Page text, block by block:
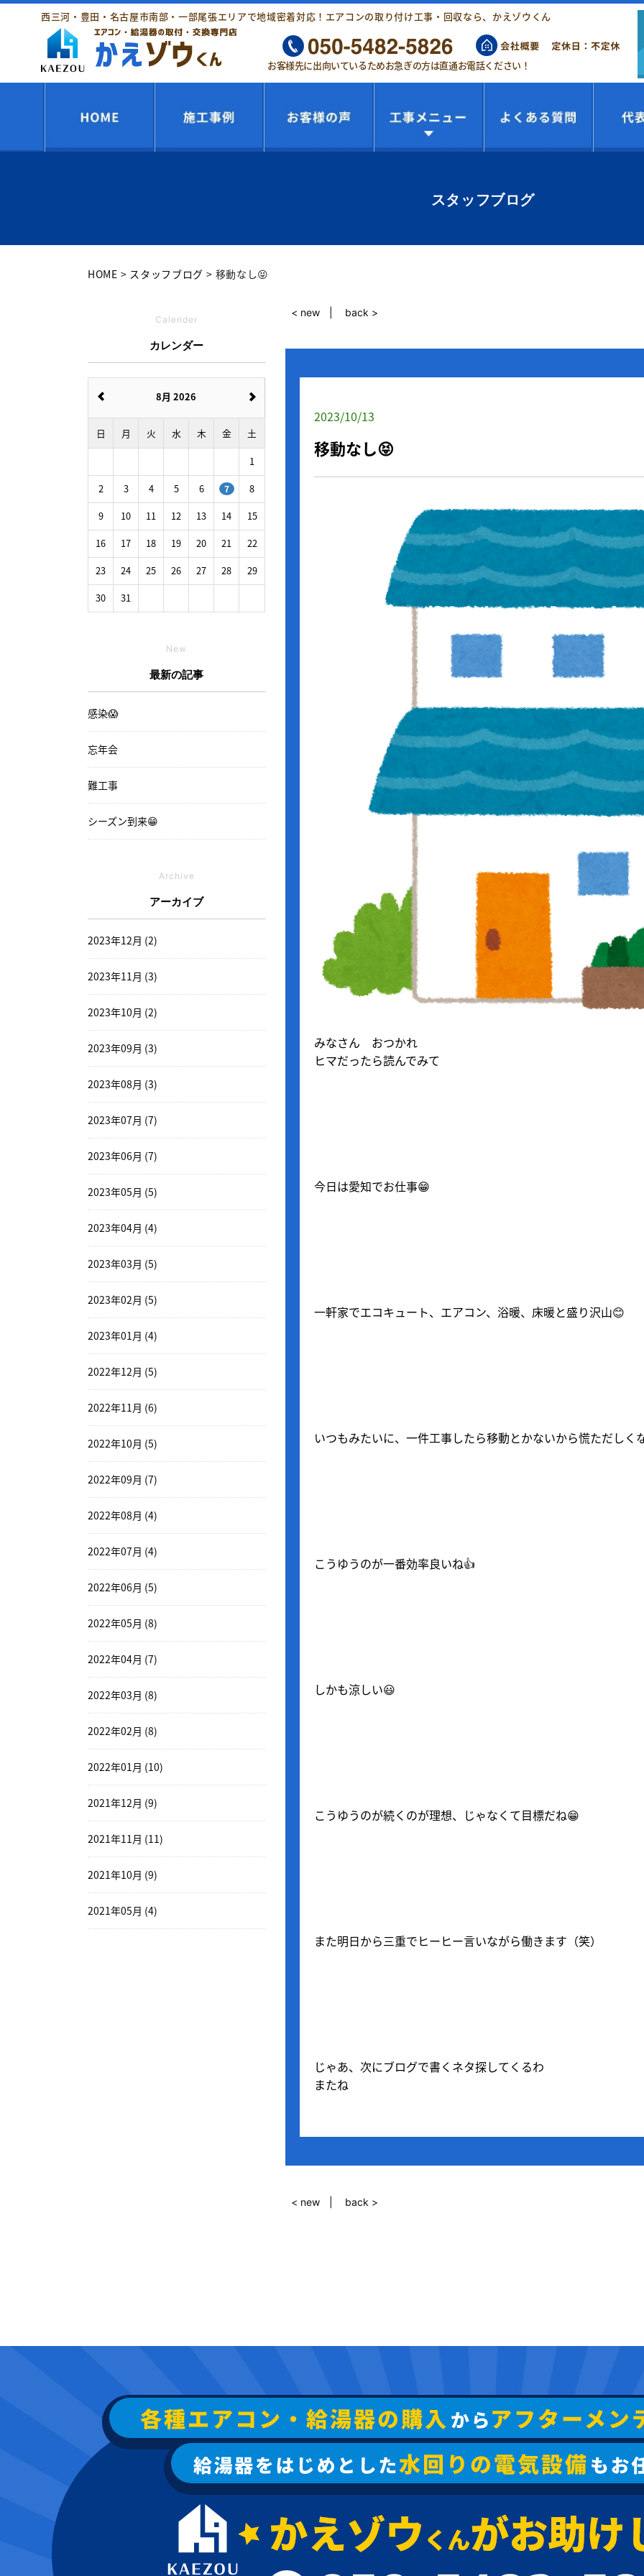
西三河・豊田・名古屋市南部・一部尾張エリアで地域密着対応！エアコンの取り付け工事・回収なら、かえゾウくん
お客様先に出向いているためお急ぎの方は直通お電話ください！
スタッフブログ
HOME スタッフブログ 移動なし😝
< new back >
2023/10/13
移動なし😝
みなさん おつかれ
ヒマだったら読んでみて
今日は愛知でお仕事😁
一軒家でエコキュート、エアコン、浴暖、床暖と盛り沢山😊
いつもみたいに、一件工事したら移動とかないから慌ただしく
こうゆうのが一番効率良いね👍
しかも涼しい😃
こうゆうのが続くのが理想、じゃなくて目標だね😁
また明日から三重でヒーヒー言いながら働きます（笑）
じゃあ、次にブログで書くネタ探してくるわ
またね
< new back >
Calender
カレンダー
8月 2026
日 月 火 水 木 金 土
1
2
3 4 5 6 7
8
9
10 11 12 13 14
15
16
17 18 19 20 21
22
23
24 25 26 27 28
29
30
31
New
最新の記事
感染😱
忘年会
難工事
シーズン到来😁
Archive
アーカイブ
2023年12月 (2)
2023年11月 (3)
2023年10月 (2)
2023年09月 (3)
2023年08月 (3)
2023年07月 (7)
2023年06月 (7)
2023年05月 (5)
2023年04月 (4)
2023年03月 (5)
2023年02月 (5)
2023年01月 (4)
2022年12月 (5)
2022年11月 (6)
2022年10月 (5)
2022年09月 (7)
2022年08月 (4)
2022年07月 (4)
2022年06月 (5)
2022年05月 (8)
2022年04月 (7)
2022年03月 (8)
2022年02月 (8)
2022年01月 (10)
2021年12月 (9)
2021年11月 (11)
2021年10月 (9)
2021年05月 (4)